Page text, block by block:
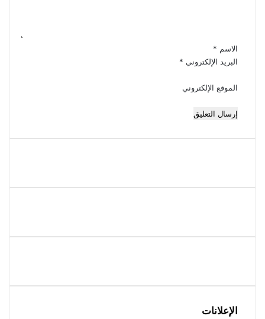
الاسم *
البريد الإلكتروني *
الموقع الإلكتروني
الإعلانات